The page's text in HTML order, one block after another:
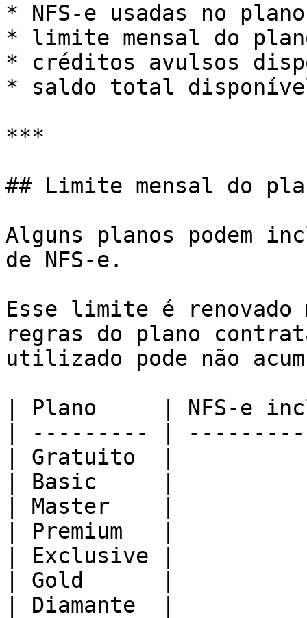
* NFS-e usadas no
* limite mensal do
* créditos avulsos
* saldo total
***
## Limite mensal do
Alguns planos podem
de NFS-e.
Esse limite é renovado
regras do plano
utilizado pode não
| Plano     | NFS-e
| --------- |
| Gratuito  |
| Basic     |
| Master    |
| Premium   |
| Exclusive |
| Gold      |
| Diamante  |